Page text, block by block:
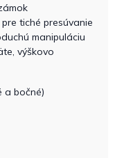
tiché presúvanie
manipuláciu
výškovo
a bočné)